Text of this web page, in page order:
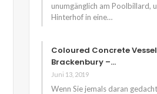
unumgänglich am Poolbillard,
Hinterhof in eine…
Coloured Concrete
Brackenbury –…
Juni 13, 2019
Wenn Sie jemals daran